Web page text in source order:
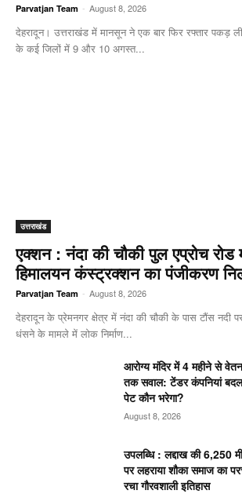
Parvatjan Team - August 8, 2026
देहरादून। उत्तराखंड में मानसून ने एक बार फिर रफ्तार पकड़
के कई जिलों में 9 और 10 अगस्त...
उत्तराखंड
एक्शन : नंदा की चौकी पुल एप्रोच रोड
हिमालयन कंस्ट्रक्शन का पंजीकरण
Parvatjan Team - August 8, 2026
देहरादून के प्रेमनगर क्षेत्र में नंदा की चौकी के पास टौंस नदी
धंसने के मामले में लोक निर्माण...
आरोग्य मंदिर में 4 महीने से
तक सवाल: टेंडर कंपनियां
पेट कौन भरेगा?
August 8, 2026
उपलब्धि : लद्दाख की 6,250
पर लहराया शौका समाज का
रचा गौरवशाली इतिहास